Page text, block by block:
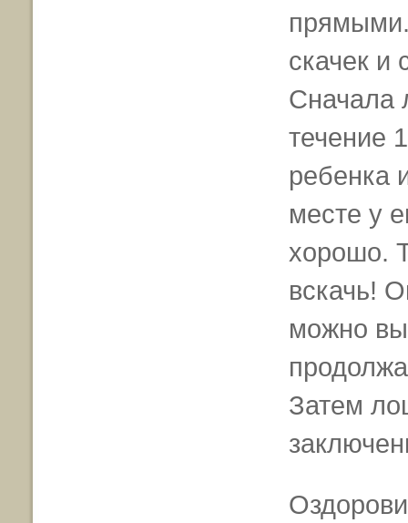
скачек и
Сначала
течение
ребенка
месте у
хорошо.
вскачь!
можно
Затем